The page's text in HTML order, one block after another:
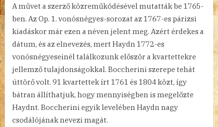
A művet a szerző közreműködésével mutatták be 1765-
ben. Az Op. 1. vonósnégyes-sorozat az 1767-es párizsi
kiadáskor már ezen a néven jelent meg. Azért érdekes a
dátum, és az elnevezés, mert Haydn 1772-es
vonósnégyeseinél találkozunk először a kvartettekre
jellemző tulajdonságokkal. Boccherini szerepe tehát
úttörő volt. 91 kvartettek írt 1761 és 1804 közt, így
bátran állíthatjuk, hogy mennyiségben is megelőzte
Haydnt. Boccherini egyik levelében Haydn nagy
csodálójának nevezi magát.